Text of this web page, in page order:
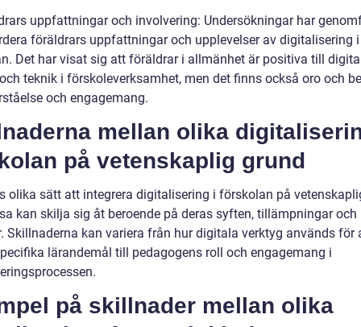
uppfattningar och involvering: Undersökningar har
föräldrars uppfattningar och upplevelser av digitalisering i
Det har visat sig att föräldrar i allmänhet är positiva till
teknik i förskoleverksamhet, men det finns också oro och
och engagemang.
mellan olika
på vetenskaplig grund
olika sätt att integrera digitalisering i förskolan på
kan skilja sig åt beroende på deras syften, tillämpningar och
Skillnaderna kan variera från hur digitala verktyg används för
lärandemål till pedagogens roll och engagemang i
på skillnader mellan olika